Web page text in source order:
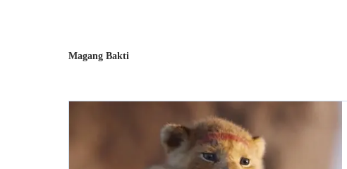
Magang Bakti